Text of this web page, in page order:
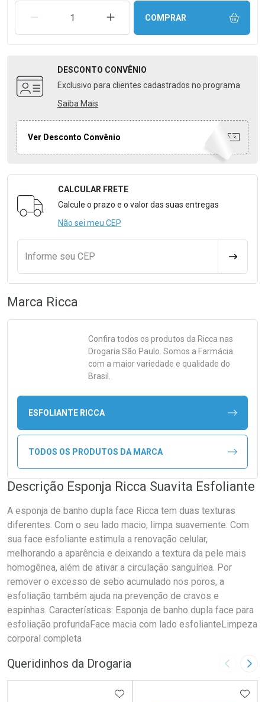
REMOVER UMA UNIDADEAUMENTAR UMA UNIDADE
COMPRAR
DESCONTO CONVÊNIO
Exclusivo para clientes cadastrados no programa
Saiba Mais
Ver Desconto Convênio
Formulário para Calcular o Frete
CALCULAR FRETE
Calcule o prazo e o valor das suas entregas
Não sei meu CEP
Informe seu CEP
Marca Ricca
Confira todos os produtos da Ricca nas
Drogaria São Paulo. Somos a Farmácia
com a maior variedade e qualidade do
Brasil.
ESFOLIANTE RICCA
TODOS OS PRODUTOS DA MARCA
Descrição Esponja Ricca Suavita Esfoliante
A esponja de banho dupla face Ricca tem duas texturas
diferentes. Com o seu lado macio, limpa suavemente. Com
sua face esfoliante estimula a renovação celular,
melhorando a aparência e deixando a textura da pele mais
homogênea, além de ativar a circulação sanguínea. Por
remover o excesso de sebo acumulado nos poros, a
esfoliação também ajuda na prevenção de cravos e
espinhas. Características: Esponja de banho dupla face para
esfoliação profundaFace macia com lado esfolianteLimpeza
corporal completa
Queridinhos da Drogaria Imagem
ADICIONAR AOS FAVORITOS